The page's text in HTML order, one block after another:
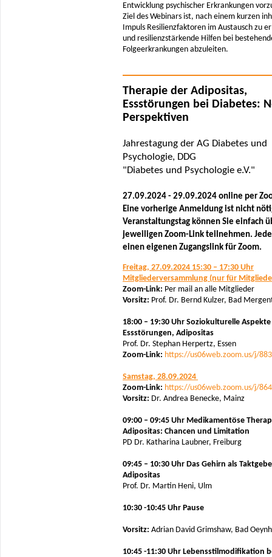
Entwicklung psychischer Erkrankungen
Ziel des Webinars ist, nach einem kurzen
Impuls Resilienzfaktoren im Austausch zu
und resilienzstärkende Hilfen bei
Folgeerkrankungen abzuleiten.
Therapie der Adipositas,
Essstörungen bei Diabetes:
Perspektiven
Jahrestagung der AG Diabetes und
Psychologie, DDG
"Diabetes und Psychologie e.V."
27.09.2024 - 29.09.2024 online per
Eine vorherige Anmeldung ist nicht
Veranstaltungstag können Sie einfach
jeweiligen Zoom-Link teilnehmen.
einen eigenen Zugangslink für Zoom.
Freitag, 27.09.2024 15:30 – 17:30 Uhr
Mitgliederversammlung (nur für
Zoom-Link: Per mail an alle Mitglieder
Vorsitz: Prof. Dr. Bernd Kulzer, Bad
18:00 – 19:30 Uhr Soziokulturelle
Essstörungen, Adipositas
Prof. Dr. Stephan Herpertz, Essen
Zoom-Link: https://us06web.zoom.us/j/
Samstag, 28.09.2024
Zoom-Link: https://us06web.zoom.us/j/
Vorsitz: Dr. Andrea Benecke, Mainz
09:00 – 09:45 Uhr Medikamentöse
Adipositas: Chancen und Limitation
PD Dr. Katharina Laubner, Freiburg
09:45 – 10:30 Uhr Das Gehirn als
Adipositas
Prof. Dr. Martin Heni, Ulm
10:30 -10:45 Uhr Pause
Vorsitz: Adrian David Grimshaw, Bad
10:45 -11:30 Uhr Lebensstilmodifikation